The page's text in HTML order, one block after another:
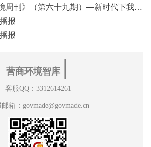
国脉智库《营商环境周刊》（第六十九期）—新时代下我国营商环境标准体系构建初探
报
报
营商环境智库
客服QQ：3312614261
箱：govmade@govmade.cn